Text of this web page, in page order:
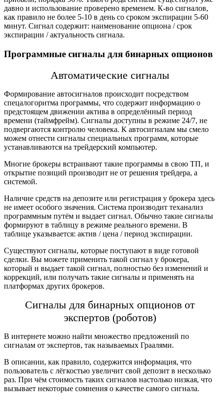
давно и использование проверено временем. К-во сигналов,
как правило не более 5-10 в день со сроком экспирации 5-60
минут. Сигнал содержит: наименование опциона / срок
экспирации / актуальность сигнала.
Программные сигналы для бинарных опционов
Автомaтические сигналы
Формирование автосигналов происходит посредством
спецалогоритма программы, что содержит информацию о
предстоящем движении актива в определённый период
времени (таймфрейм). Сигналы доступны в режиме 24/7, не
подвергаются контролю человека. К автосигналам мы смело
можем отнести сигналы специальных программ, которые
устанавливаются на трейдерский компьютер.
Многие брокеры встраивают такие программы в свою ТП, и
открытие позиций производит не от решения трейдера, а
системой.
Наличие средств на депозите или рeгистрация у брокера здесь
не имеет особого значения. Система производит теханализ
программным путём и выдает сигнал. Обычно такие сигналы
формируют в таблицу в режиме реального времени. В
таблице указывается: актив / цена / период экспирации.
Существуют сигналы, которые поступают в виде готовой
сделки. Вы можете применить такой сигнал у брокера,
который и выдает такой сигнал, полностью без изменений и
коррекций, или получать такие сигналы и применять на
платформах других брокеров.
Сигнaлы для бинaрных опциoнов от
экспертов (роботов)
В интернете можно найти множество предложений по
сигналам от экспертов, так называемых Граалями.
В описании, как правило, содержится информация, что
пользователь с лёгкостью увеличит свой депозит в несколько
раз. При чём стоимость таких сигналов настолько низкая, что
вызывает некоторые сомнения о качестве самого сигнала.